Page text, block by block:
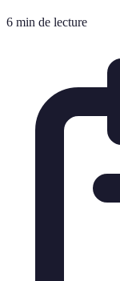
6 min de lecture